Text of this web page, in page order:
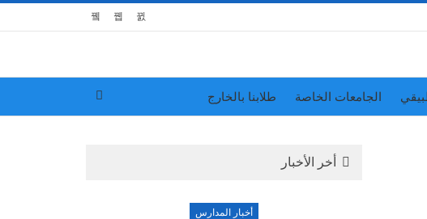
الجامعات الخاصة طلابنا بالخارج
أخر الأخبار
أخبار المدارس